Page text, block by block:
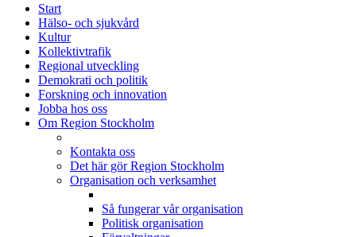
Start
Hälso- och sjukvård
Kultur
Kollektivtrafik
Regional utveckling
Demokrati och politik
Forskning och innovation
Jobba hos oss
Om Region Stockholm
Kontakta oss
Det här gör Region Stockholm
Organisation och verksamhet
Så fungerar vår organisation
Politisk organisation